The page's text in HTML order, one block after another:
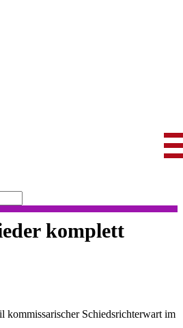
komplett
Schiedsrichterwart im